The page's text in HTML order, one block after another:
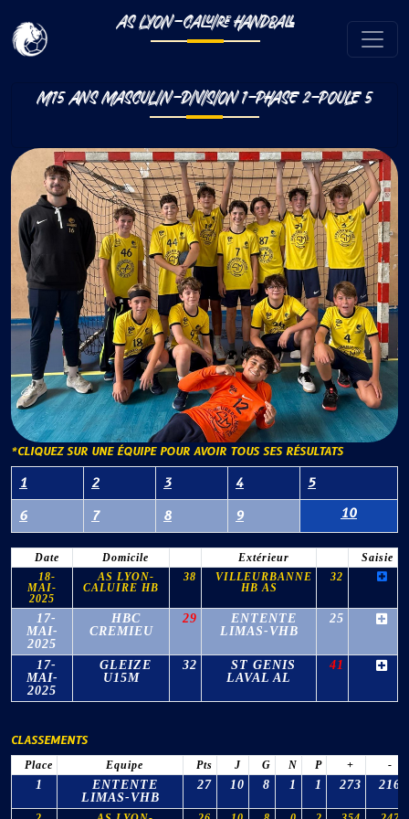
AS LYON-CALUIRE HANDBALL
M15 ANS MASCULIN-DIVISION 1-PHASE 2-POULE 5
*CLIQUEZ SUR UNE ÉQUIPE POUR AVOIR TOUS SES RÉSULTATS
1 2 3 4
5
6
7 8 9 10
Date Domicile Extérieur
Saisie
18-
MAI-
2025
AS LYON-
CALUIRE HB
38
VILLEURBANNE
HB AS
32
17-
MAI-
2025
HBC
CREMIEU
29
ENTENTE
LIMAS-VHB
25
17-
MAI-
2025
GLEIZE
U15M
32
ST GENIS
LAVAL AL
41
CLASSEMENTS
Place Equipe Pts J G N P + -
1
ENTENTE
LIMAS-VHB
27 10 8 1 1 273 216